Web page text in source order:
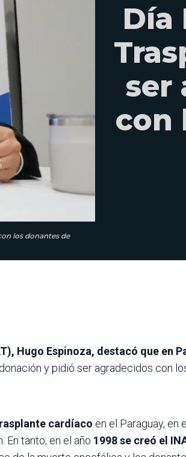
los donantes de
Día
ser
con
Hugo Espinoza, destacó que en
y pidió ser agradecidos con
cardíaco en el Paraguay, en
tanto, en el año 1998 se creó el